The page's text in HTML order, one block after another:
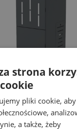
BIOPELLET PRO
strona
pliki cookie,
a także, żeby